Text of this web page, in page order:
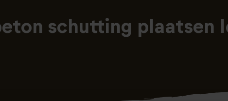
schutting plaatsen